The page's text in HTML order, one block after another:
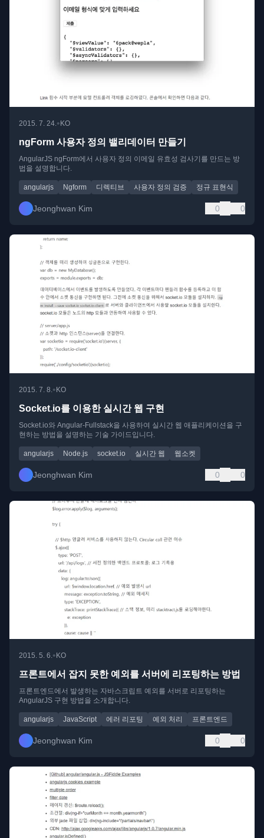
2015. 7. 24.• KO
ngForm 사용자 정의 밸리데이터 만들기
AngularJS ngForm에서 사용자 정의 이메일 유효성 검사기를 만드는 방
법을 설명합니다.
angularjs Ngform 디렉티브 사용자 정의 검증 정규 표현식
Jeonghwan Kim 0 0
2015. 7. 8. •KO
Socket.io를 이용한 실시간 웹 구현
Socket.io와 Angular-Fullstack을 사용하여 실시간 웹 애플리케이션을 구
현하는 방법을 설명하는 기술 가이드입니다.
angularjs Node.js socket.io 실시간 웹 웹소켓
Jeonghwan Kim 0 0
2015. 5. 6.• KO
프론트에서 잡지 못한 예외를 서버에 리포팅하는 방법
프론트엔드에서 발생하는 자바스크립트 예외를 서버로 리포팅하는
AngularJS 구현 방법을 소개합니다.
angularjs JavaScript 에러 리포팅 예외 처리 프론트엔드
Jeonghwan Kim 0 0